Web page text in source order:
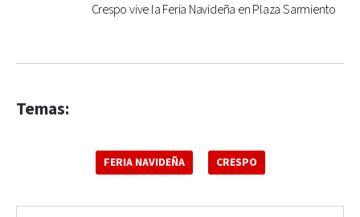
Crespo vive la Feria Navideña en Plaza Sarmiento
Temas:
FERIA NAVIDEÑA CRESPO